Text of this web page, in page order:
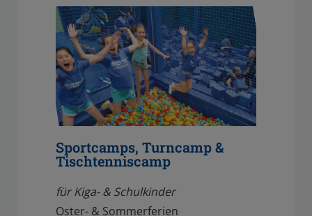
Sportcamps, Turncamp &
Tischtenniscamp
für Kiga- & Schulkinder
Oster- & Sommerferien